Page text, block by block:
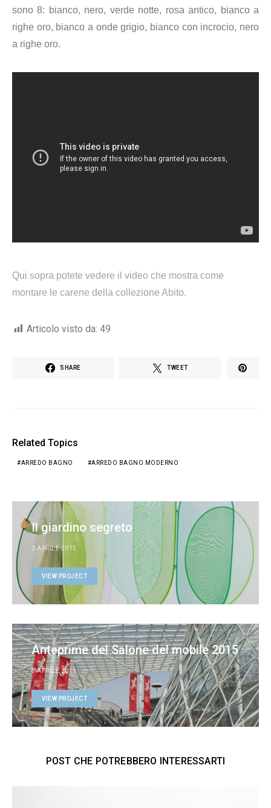
sono 8: bianco, nero, verde notte, rosa antico, bianco a
righe oro, bianco a onde grigio, bianco con incrocio, nero
a righe oro.
Qui sopra potete vedere il video che mostra come
montare le carene della collezione Abito.
Articolo visto da: 49
SHARE TWEET
Related Topics
ARREDO BAGNO ARREDO BAGNO MODERNO
Il giardino segreto
3 APRILE 2015
VIEW PROJECT
Anteprime del Salone del mobile 2015
8 APRILE 2015
VIEW PROJECT
POST CHE POTREBBERO INTERESSARTI